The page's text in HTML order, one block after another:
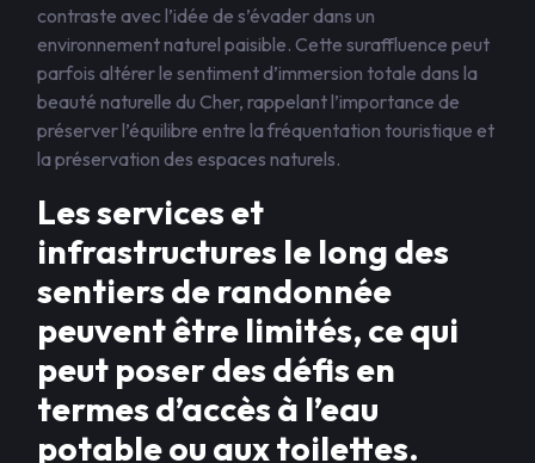
contraste avec l’idée de s’évader dans un
environnement naturel paisible. Cette suraffluence peut
parfois altérer le sentiment d’immersion totale dans la
beauté naturelle du Cher, rappelant l’importance de
préserver l’équilibre entre la fréquentation touristique et
la préservation des espaces naturels.
Les services et
infrastructures le long des
sentiers de randonnée
peuvent être limités, ce qui
peut poser des défis en
termes d’accès à l’eau
potable ou aux toilettes.